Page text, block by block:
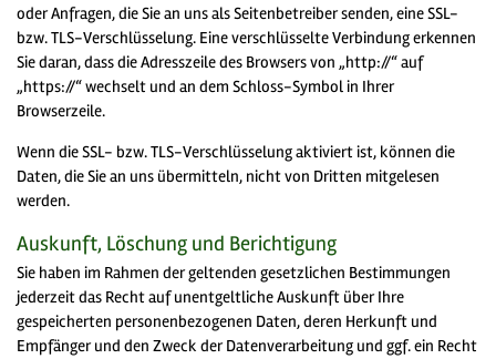
oder Anfragen, die Sie an uns als Seitenbetreiber senden, eine SSL-
bzw. TLS-Verschlüsselung. Eine verschlüsselte Verbindung erkennen
Sie daran, dass die Adresszeile des Browsers von „http://“ auf
„https://“ wechselt und an dem Schloss-Symbol in Ihrer
Browserzeile.
Wenn die SSL- bzw. TLS-Verschlüsselung aktiviert ist, können die
Daten, die Sie an uns übermitteln, nicht von Dritten mitgelesen
werden.
Auskunft, Löschung und Berichtigung
Sie haben im Rahmen der geltenden gesetzlichen Bestimmungen
jederzeit das Recht auf unentgeltliche Auskunft über Ihre
gespeicherten personenbezogenen Daten, deren Herkunft und
Empfänger und den Zweck der Datenverarbeitung und ggf. ein Recht